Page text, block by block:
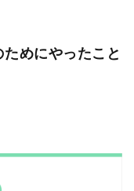
めにやったこと